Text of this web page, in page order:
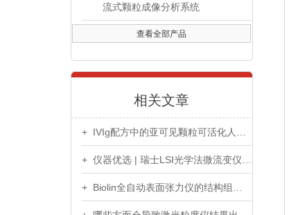
流式颗粒成像分析系统
查看全部产品
相关文章